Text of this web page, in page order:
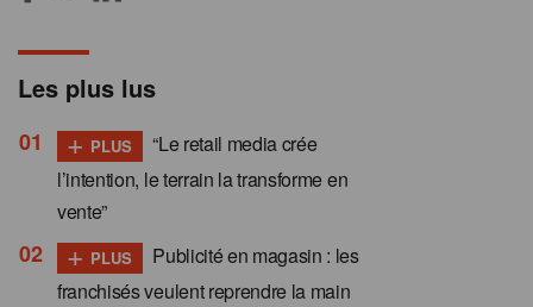
Les plus lus
+ PLUS
“Le retail media crée
l’intention, le terrain la transforme en
vente”
+ PLUS
Publicité en magasin : les
franchisés veulent reprendre la main